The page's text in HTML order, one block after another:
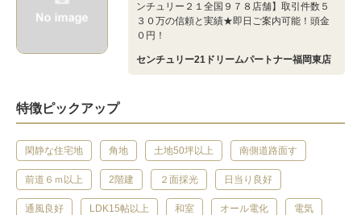
ンチュリー２１全国９７８店舗】取引件数５
３０万の信頼と実績★即日ご案内可能！頭金
０円！
センチュリー21ドリームパートナー福岡東店
特徴ピックアップ
閑静な住宅地 角地 土地50坪以上 南側道路面す
前道６ｍ以上 2階建 ２面採光 日当り良好
通風良好 LDK15帖以上 和室 オール電化 電気